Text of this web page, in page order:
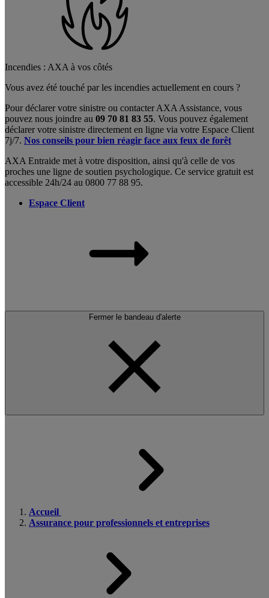
Incendies : AXA à vos côtés
Vous avez été touché par les incendies actuellement en cours ?
Pour déclarer votre sinistre ou contacter AXA Assistance, vous
pouvez nous joindre au 09 70 81 83 55. Vous pouvez également
déclarer votre sinistre directement en ligne via votre Espace Client
7j/7. Nos conseils pour bien réagir face aux feux de forêt
AXA Entraide met à votre disposition, ainsi qu'à celle de vos
proches une ligne de soutien psychologique. Ce service gratuit est
accessible 24h/24 au 0800 77 88 95.
Espace Client
Fermer le bandeau d'alerte
Accueil
Assurance pour professionnels et entreprises